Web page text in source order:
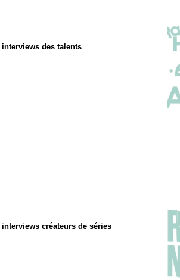
interviews des talents
créateurs de séries